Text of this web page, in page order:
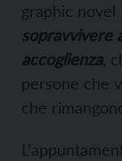
graphic novel
sopravvivere
accoglienza,
persone che
che